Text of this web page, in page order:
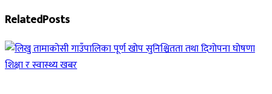
RelatedPosts
शिक्षा र स्वास्थ्य खबर